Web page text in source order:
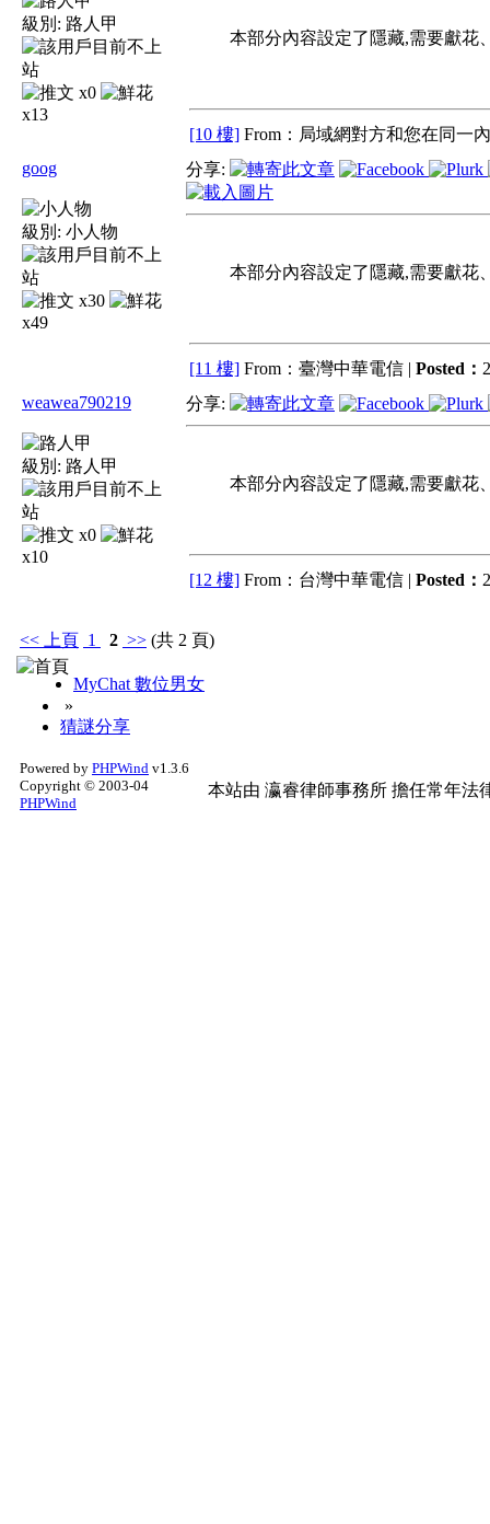
級別: 路人甲
x0
x13
本部分內容設定了 隱藏,需要獻花
[10 樓] From：局域網對方和您在同一
goog
級別: 小人物
x30
x49
分享:
本部分內容設定了 隱藏,需要獻花
[11 樓] From：臺灣中華電信 | Posted：
weawea790219
級別: 路人甲
x0
x10
分享:
本部分內容設定了 隱藏,需要獻花
[12 樓] From：台灣中華電信 | Posted：
<< 上頁 1 2 >> (共 2 頁)
MyChat 數位男女
»
猜謎分享
Powered by PHPWind v1.3.6
Copyright © 2003-04
PHPWind
本站由 瀛睿律師事務所 擔任常年法